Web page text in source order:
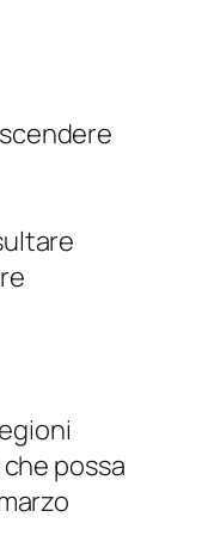
possa